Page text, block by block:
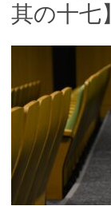
其の十七】